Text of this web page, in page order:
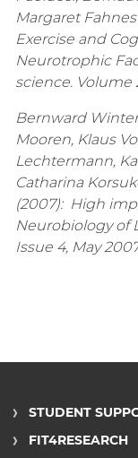
Margaret
Exercise and
Neurotrophic
science. Volume
Bernward
Mooren, Klaus
Lechtermann,
Catharina
(2007): High
Neurobiology of
Issue 4, May
STUDENT
FIT4RESEARCH